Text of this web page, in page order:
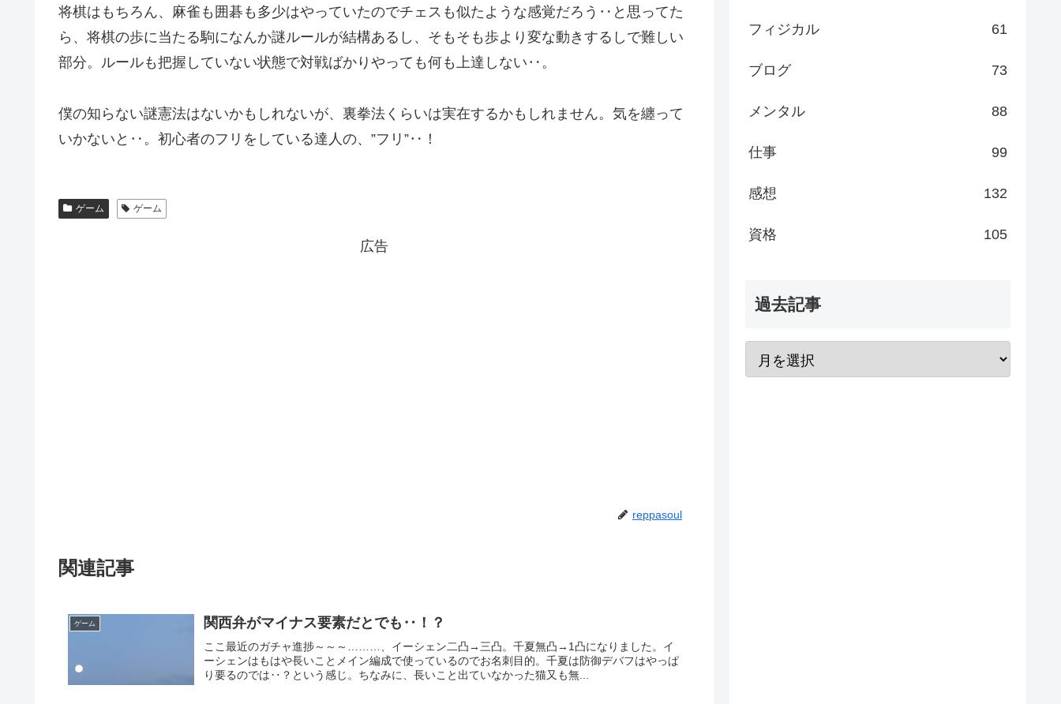
将棋はもちろん、麻雀も囲碁も多少はやっていたのでチェスも似たような感覚だろう‥と思ってた
ら、将棋の歩に当たる駒になんか謎ルールが結構あるし、そもそも歩より変な動きするしで難しい
部分。ルールも把握していない状態で対戦ばかりやっても何も上達しない‥。
僕の知らない謎憲法はないかもしれないが、裏拳法くらいは実在するかもしれません。気を纏って
いかないと‥。初心者のフリをしている達人の、”フリ”‥！
ゲーム ゲーム
広告
reppasoul
関連記事
ゲーム 関西弁がマイナス要素だとでも‥！？
ここ最近のガチャ進捗～～～………、イーシェン二凸→三凸。千夏無凸→1凸になりました。イ
ーシェンはもはや長いことメイン編成で使っているのでお名刺目的。千夏は防御デバフはやっぱ
り要るのでは‥？という感じ。ちなみに、長いこと出ていなかった猫又も無...
フィジカル 61
ブログ 73
メンタル 88
仕事 99
感想 132
資格 105
過去記事